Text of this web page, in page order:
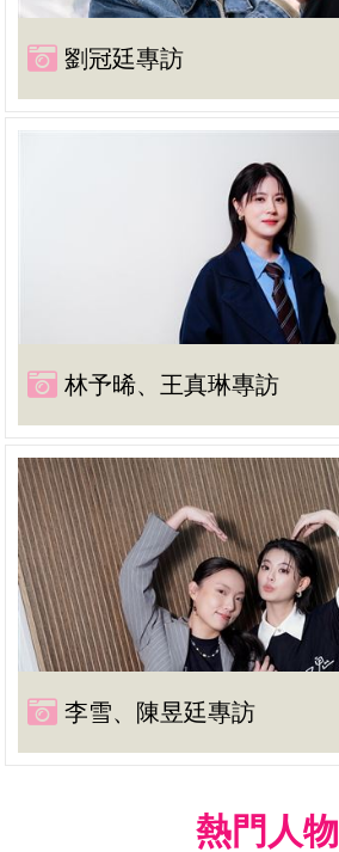
劉冠廷專訪
林予晞、王真琳專訪
李雪、陳昱廷專訪
熱門人物